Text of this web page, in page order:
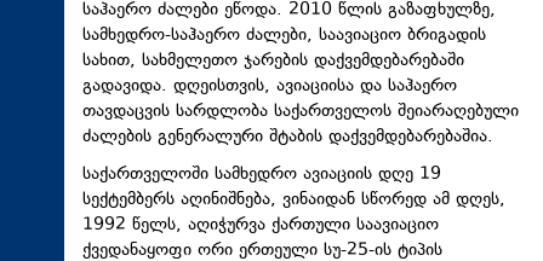
საჰაერო ძალები ეწოდა. 2010 წლის გაზაფხულზე,
სამხედრო-საჰაერო ძალები, საავიაციო ბრიგადის
სახით, სახმელეთო ჯარების დაქვემდებარებაში
გადავიდა. დღეისთვის, ავიაციისა და საჰაერო
თავდაცვის სარდლობა საქართველოს შეიარაღებული
ძალების გენერალური შტაბის დაქვემდებარებაშია.
საქართველოში სამხედრო ავიაციის დღე 19
სექტემბერს აღინიშნება, ვინაიდან სწორედ ამ დღეს,
1992 წელს, აღიჭურვა ქართული საავიაციო
ქვედანაყოფი ორი ერთეული სუ-25-ის ტიპის